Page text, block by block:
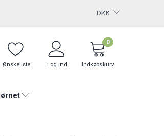
DKK
Ønskeliste Log ind Indkøbskurv
0